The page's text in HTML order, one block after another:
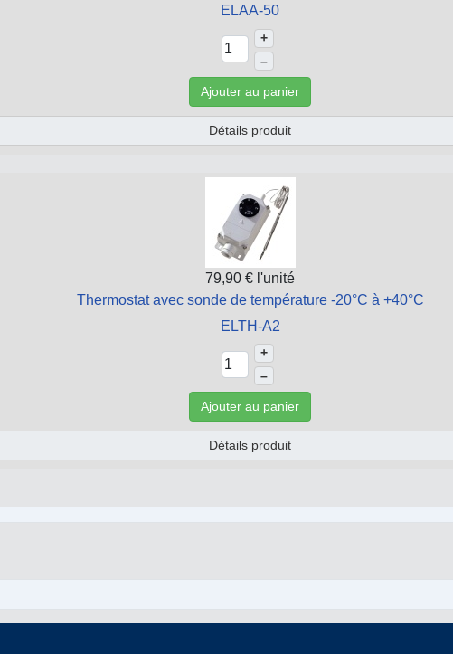
ELAA-50
+
–
Ajouter au panier
Détails produit
79,90 € l'unité
Thermostat avec sonde de température -20°C à +40°C
ELTH-A2
+
–
Ajouter au panier
Détails produit